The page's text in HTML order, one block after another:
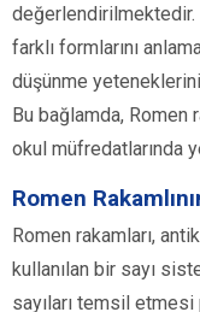
değerlendirilmektedir.
farklı formlarını
düşünme
Bu bağlamda, Romen
okul müfredatlarında
Romen
Romen rakamları,
kullanılan bir sayı
sayıları temsil